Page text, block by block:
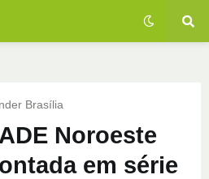
Brasília
Noroeste
em série